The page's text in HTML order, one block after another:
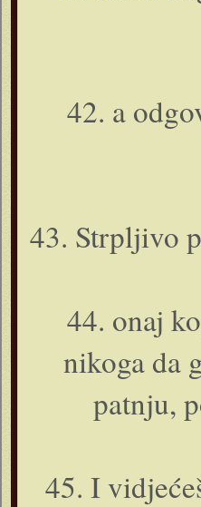
42. a
43. Strpljivo
44. o­naj
nikoga da
patnju,
45. I